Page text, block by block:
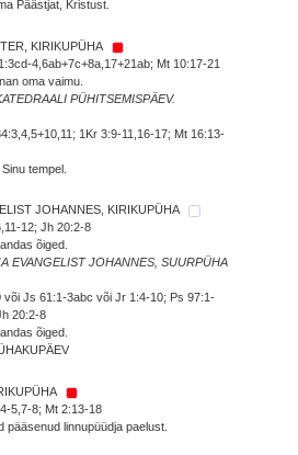
Päästjat, Kristust.
KIRIKUPÜHA
4,6ab+7c+8a,17+21ab; Mt 10:17-21
oma vaimu.
PÜHITSEMISPÄEV.
1Kr 3:9-11,16-17; Mt 16:13-
tempel.
JOHANNES, KIRIKUPÜHA
12; Jh 20:2-8
õiged.
EVANGELIST JOHANNES, SUURPÜHA
Js 61:1-3abc või Jr 1:4-10; Ps 97:1-
20:2-8
õiged.
5,7-8; Mt 2:13-18
pääsenud linnupüüdja paelust.